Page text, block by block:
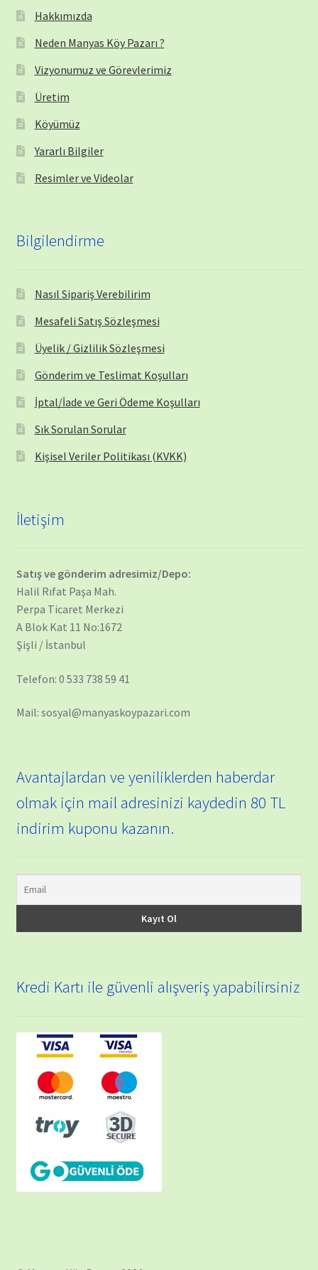
Hakkımızda
Neden Manyas Köy Pazarı ?
Vizyonumuz ve Görevlerimiz
Üretim
Köyümüz
Yararlı Bilgiler
Resimler ve Videolar
Bilgilendirme
Nasıl Sipariş Verebilirim
Mesafeli Satış Sözleşmesi
Üyelik / Gizlilik Sözleşmesi
Gönderim ve Teslimat Koşulları
İptal/İade ve Geri Ödeme Koşulları
Sık Sorulan Sorular
Kişisel Veriler Politikası (KVKK)
İletişim
Satış ve gönderim adresimiz/Depo:
Halil Rıfat Paşa Mah.
Perpa Ticaret Merkezi
A Blok Kat 11 No:1672
Şişli / İstanbul
Telefon: 0 533 738 59 41
Mail: sosyal@manyaskoypazari.com
Avantajlardan ve yeniliklerden haberdar
olmak için mail adresinizi kaydedin 80 TL
indirim kuponu kazanın.
Kredi Kartı ile güvenli alışveriş yapabilirsiniz